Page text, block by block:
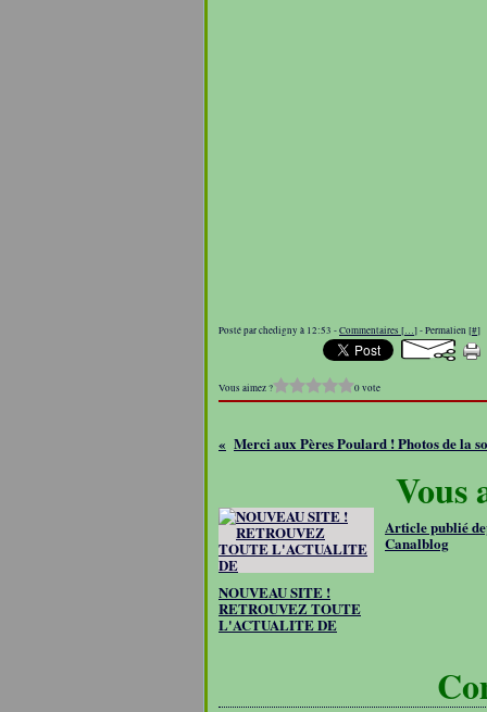
Posté par chedigny à 12:53 -Commentaires […]- Permalien [#]
Vous aimez ? 0 vote
Merci aux Pères Poulard ! Photos de la
Vous
NOUVEAU SITE !
RETROUVEZ TOUTE
L'ACTUALITE DE
Article publié
Canalblog